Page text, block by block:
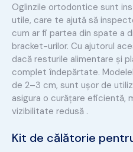
Oglinzile ortodontice sunt
utile, care te ajută să
cum ar fi partea din spate a
bracket-urilor. Cu ajutorul
dacă resturile alimentare și
complet îndepărtate.
de 2–3 cm, sunt ușor de
asigura o curățare eficientă,
vizibilitate redusă .
Kit de călătorie